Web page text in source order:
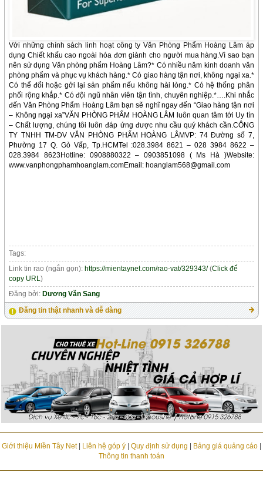
Với những chính sách linh hoạt công ty Văn Phòng Phẩm Hoàng Lâm áp
dụng Chiết khấu cao ngoài hóa đơn giành cho người mua hàng.Vì sao bạn
nên sử dụng Văn phòng phẩm Hoàng Lâm?* Có nhiều năm kinh doanh văn
phòng phẩm và phục vụ khách hàng.* Có giao hàng tận nơi, không ngại xa.*
Có thể đổi hoặc gởi lại sản phẩm nếu không hài lòng.* Có hệ thống phân
phối rộng khắp.* Có đội ngũ nhân viên tận tình, chuyên nghiệp.*….Khi nhắc
đến Văn Phòng Phẩm Hoàng Lâm bạn sẽ nghĩ ngay đến “Giao hàng tận nơi
– Không ngại xa”VĂN PHÒNG PHẨM HOÀNG LÂM luôn quan tâm tới Uy tín
– Chất lượng, chúng tôi luôn đáp ứng được nhu cầu quý khách cần.CÔNG
TY TNHH TM-DV VĂN PHÒNG PHẨM HOÀNG LÂMVP: 74 Đường số 7,
Phường 17 Q. Gò Vấp, Tp.HCMTel :028.3984 8621 – 028 3984 8622 –
028.3984 8623Hotline: 0908880322 – 0903851098 ( Ms Hà )Website:
www.vanphongphamhoanglam.comEmail: hoanglam568@gmail.com
Tags:
Link tin rao (ngắn gọn):https://mientaynet.com/rao-vat/329343/(Click để
copy URL)
Đăng bởi:Dương Văn Sang
Đăng tin thật nhanh và dễ dàng
Giới thiệu Miền Tây Net| Liên hệ góp ý| Quy định sử dụng Bảng giá quảng cáo|
Thông tin thanh toán